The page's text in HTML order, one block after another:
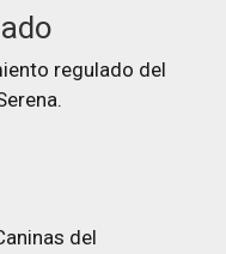
regulado del
del